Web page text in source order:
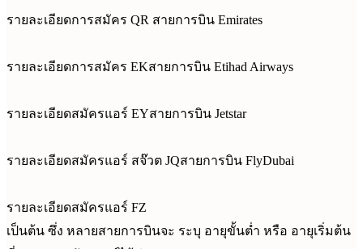
รายละเอียดการสมัคร QR สายการบิน Emirates
รายละเอียดการสมัคร EKสายการบิน Etihad Airways
รายละเอียดสมัครแอร์ EYสายการบิน Jetstar
รายละเอียดสมัครแอร์ สจ๊วต JQสายการบิน FlyDubai
รายละเอียดสมัครแอร์ FZ
เป็นต้น ซึ่ง หลายสายการบินจะ ระบุ อายุขั้นต่ำ หรือ อายุเริ่มต้น